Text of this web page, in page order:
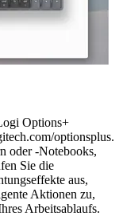
Options+
optionsplus.
oder -Notebooks,
Sie die
aus,
Aktionen zu,
Arbeitsablaufs.